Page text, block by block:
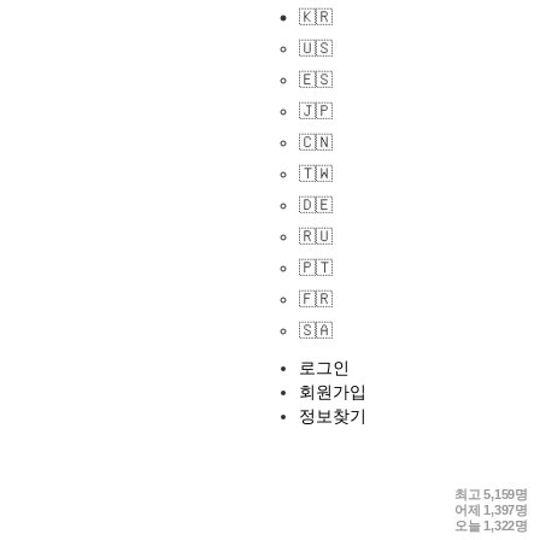
🇰🇷
🇺🇸
🇪🇸
🇯🇵
🇨🇳
🇹🇼
🇩🇪
🇷🇺
🇵🇹
🇫🇷
🇸🇦
로그인
회원가입
정보찾기
최고5,159명
어제1,397명
오늘1,322명